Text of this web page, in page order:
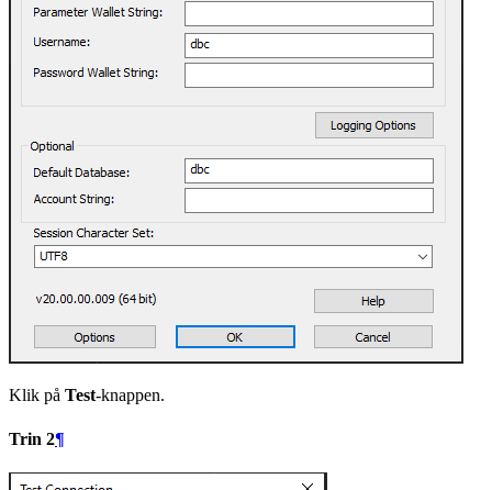
Klik på Test-knappen.
Trin 2¶